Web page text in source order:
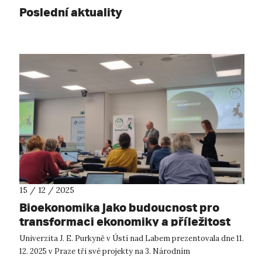
Poslední aktuality
15 / 12 / 2025
Bioekonomika jako budoucnost pro
transformaci ekonomiky a příležitost
pro výzkum
Univerzita J. E. Purkyně v Ústí nad Labem prezentovala dne 11.
12. 2025 v Praze tři své projekty na 3. Národním